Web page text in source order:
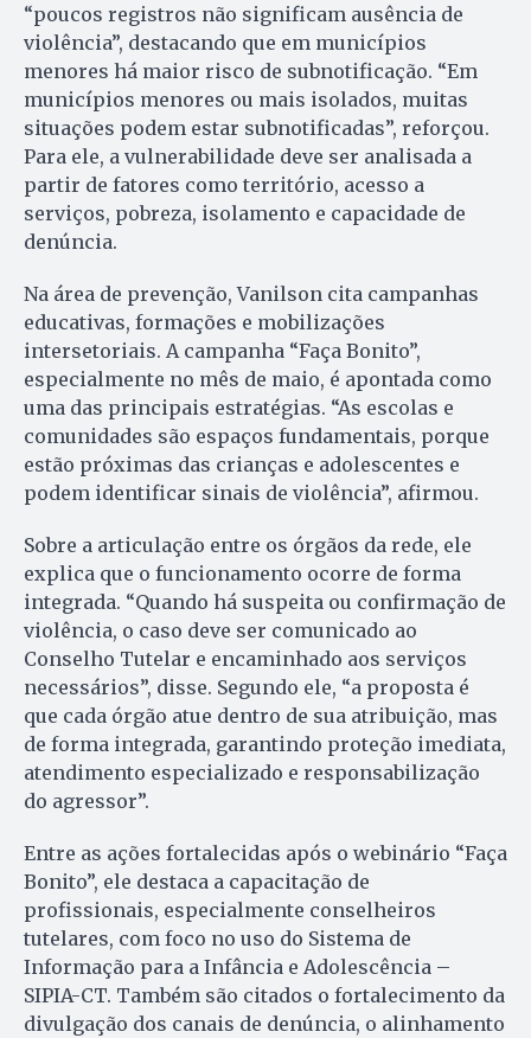
“poucos registros não significam ausência de
violência”, destacando que em municípios
menores há maior risco de subnotificação. “Em
municípios menores ou mais isolados, muitas
situações podem estar subnotificadas”, reforçou.
Para ele, a vulnerabilidade deve ser analisada a
partir de fatores como território, acesso a
serviços, pobreza, isolamento e capacidade de
denúncia.
Na área de prevenção, Vanilson cita campanhas
educativas, formações e mobilizações
intersetoriais. A campanha “Faça Bonito”,
especialmente no mês de maio, é apontada como
uma das principais estratégias. “As escolas e
comunidades são espaços fundamentais, porque
estão próximas das crianças e adolescentes e
podem identificar sinais de violência”, afirmou.
Sobre a articulação entre os órgãos da rede, ele
explica que o funcionamento ocorre de forma
integrada. “Quando há suspeita ou confirmação de
violência, o caso deve ser comunicado ao
Conselho Tutelar e encaminhado aos serviços
necessários”, disse. Segundo ele, “a proposta é
que cada órgão atue dentro de sua atribuição, mas
de forma integrada, garantindo proteção imediata,
atendimento especializado e responsabilização
do agressor”.
Entre as ações fortalecidas após o webinário “Faça
Bonito”, ele destaca a capacitação de
profissionais, especialmente conselheiros
tutelares, com foco no uso do Sistema de
Informação para a Infância e Adolescência –
SIPIA-CT. Também são citados o fortalecimento da
divulgação dos canais de denúncia, o alinhamento